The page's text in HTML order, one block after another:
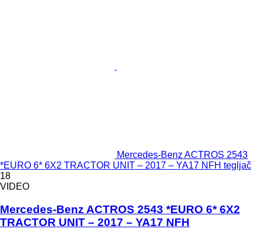
Mercedes-Benz ACTROS 2543
*EURO 6* 6X2 TRACTOR UNIT – 2017 – YA17 NFH tegljač
18
VIDEO
Mercedes-Benz ACTROS 2543 *EURO 6* 6X2
TRACTOR UNIT – 2017 – YA17 NFH